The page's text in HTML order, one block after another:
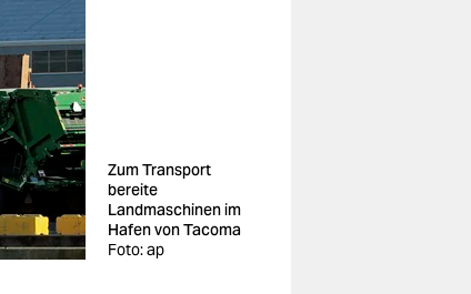
Zum Transport
bereite
Landmaschinen im
Hafen von Tacoma
Foto: ap